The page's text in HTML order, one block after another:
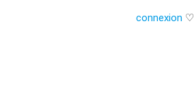
connexion ♡